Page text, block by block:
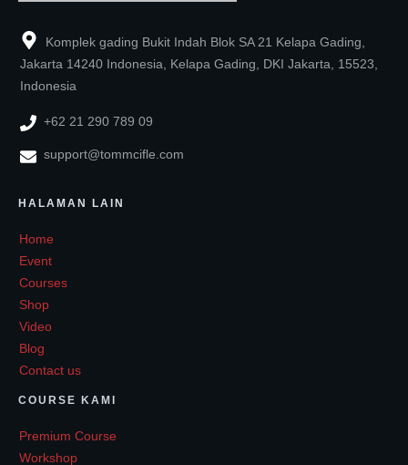
Komplek gading Bukit Indah Blok SA 21 Kelapa Gading,
Jakarta 14240 Indonesia, Kelapa Gading, DKI Jakarta, 15523,
Indonesia
+62 21 290 789 09
support@tommcifle.com
HALAMAN LAIN
Home
Event
Courses
Shop
Video
Blog
Contact us
COURSE KAMI
Premium Course
Workshop